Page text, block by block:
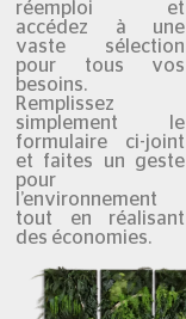
réemploi et
accédez à une
vaste sélection
pour tous vos
besoins.
Remplissez
simplement le
formulaire ci-joint
et faites un geste
pour
l’environnement
tout en réalisant
des économies.